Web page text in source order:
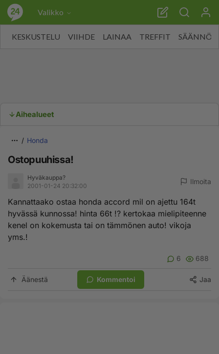
Valikko
KESKUSTELU VIIHDE LAINAA TREFFIT SÄÄNNÖT
Aihealueet
Honda
Ostopuuhissa!
Hyväkauppa?
2001-01-24 20:32:00
Ilmoita
Kannattaako ostaa honda accord mil on ajettu 164t
hyvässä kunnossa! hinta 66t !? kertokaa mielipiteenne
kenel on kokemusta tai on tämmönen auto! vikoja
yms.!
6 688
Äänestä Kommentoi Jaa